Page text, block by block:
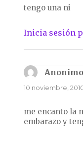
tengo una ni
Inicia sesión
Anonimo
10 noviembre,
me encanto la
embarazo y